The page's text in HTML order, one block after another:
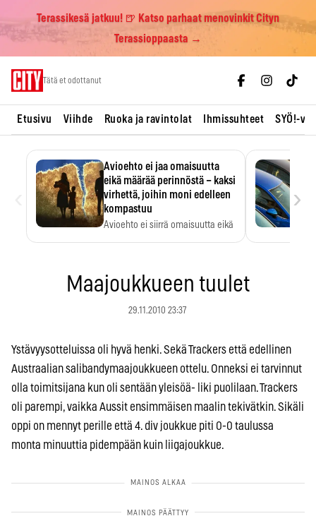
Terassikesä jatkuu! 🍺 Katso parhaat menovinkit Cityn
Terassioppaasta →
Tätä et odottanut
Etusivu Viihde Ruoka ja ravintolat Ihmissuhteet SYÖ!-
Avioehto ei jaa omaisuutta
eikä määrää perinnöstä – kaksi
virhettä, joihin moni edelleen
kompastuu
Avioehto ei siirrä omaisuutta eikä
›
Maajoukkueen tuulet
29.11.2010 23:37
Ystävyysotteluissa oli hyvä henki. Sekä Trackers että edellinen
Austraalian salibandymaajoukkueen ottelu. Onneksi ei tarvinnut
olla toimitsijana kun oli sentään yleisöä- liki puolilaan. Trackers
oli parempi, vaikka Aussit ensimmäisen maalin tekivätkin. Sikäli
oppi on mennyt perille että 4. div joukkue piti 0-0 taulussa
monta minuuttia pidempään kuin liigajoukkue.